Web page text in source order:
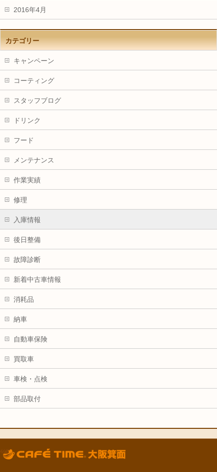
2016年4月
カテゴリー
キャンペーン
コーティング
スタッフブログ
ドリンク
フード
メンテナンス
作業実績
修理
入庫情報
後日整備
故障診断
新着中古車情報
消耗品
納車
自動車保険
買取車
車検・点検
部品取付